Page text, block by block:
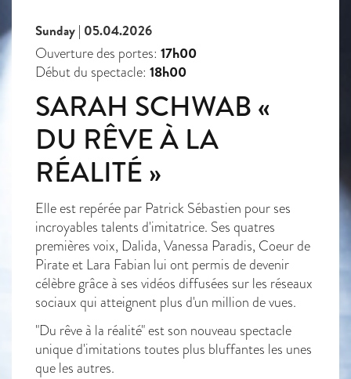
Sunday | 05.04.2026
Ouverture des portes: 17h00
Début du spectacle: 18h00
SARAH SCHWAB «
DU RÊVE À LA
RÉALITÉ »
Elle est repérée par Patrick Sébastien pour ses
incroyables talents d'imitatrice. Ses quatres
premières voix, Dalida, Vanessa Paradis, Coeur de
Pirate et Lara Fabian lui ont permis de devenir
célèbre grâce à ses vidéos diffusées sur les réseaux
sociaux qui atteignent plus d'un million de vues.
"Du rêve à la réalité" est son nouveau spectacle
unique d'imitations toutes plus bluffantes les unes
que les autres.